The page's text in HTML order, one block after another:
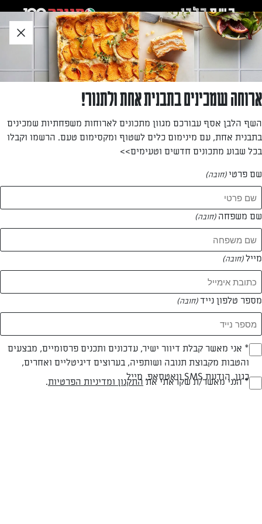
לאזור
תוכן
תחתון
מירב אברג'ל
—
המתכונים של מירב אברג'ל
0 מתכונים
המאמרים של מירב אברג'ל
0 מאמרים
ארוחה שמכינים בתבנית אחת ולתנור!
השף הלבן אסף עבורכם מגוון מתכונים לארוחות משפחתיות שמכינים
בתבנית אחת, עם מינימום כלים לשטוף ומקסימום טעם. הרשמו וקבלו
בכל שבוע מתכונים חדשים וטעימים>>
שם פרטי(חובה)
שם משפחה (חובה)
מייל(חובה)
מספר טלפון נייד(חובה)
(חובה)* אני מאשר קבלת דיוור ישיר, עדכונים ותכנים פרסומיים, מבצעים
והטבות מקבוצת תנובה ושותפיה, בערוצים דיגיטליים ואחרים,
כגון, הודעת SMS וואטסאפ, מייל(חובה)* הנני מאשר/ת שקראתי את התקנון ומדיניות הפרטיות.